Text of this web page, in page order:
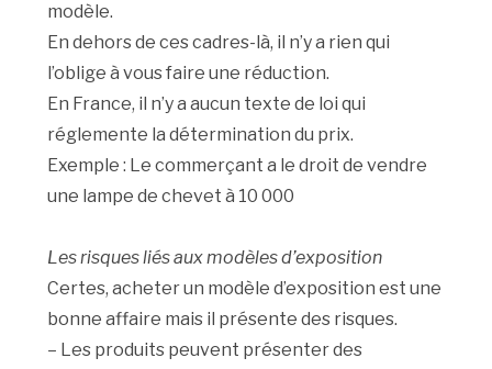
modèle.
En dehors de ces cadres-là, il n’y a rien qui
l’oblige à vous faire une réduction.
En France, il n’y a aucun texte de loi qui
réglemente la détermination du prix.
Exemple : Le commerçant a le droit de vendre
une lampe de chevet à 10 000
Les risques liés aux modèles d’exposition
Certes, acheter un modèle d’exposition est une
bonne affaire mais il présente des risques.
– Les produits peuvent présenter des